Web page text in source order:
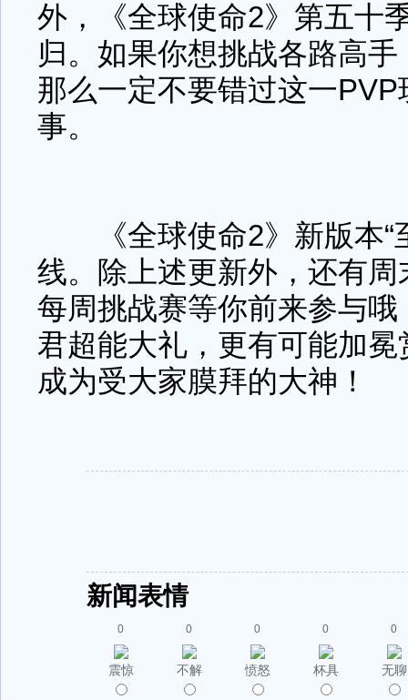
外，《全球使命2》第五十
归。如果你想挑战各路高
那么一定不要错过这一
事。
《全球使命2》新版本“
线。除上述更新外，还有
每周挑战赛等你前来参与
君超能大礼，更有可能加
成为受大家膜拜的大神！
新闻表情
0
震惊
0
不解
0
愤怒
0
杯具
0
无聊